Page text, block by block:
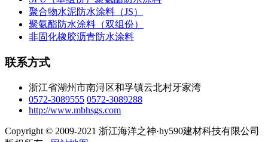
聚合物水泥防水涂料（JS）
聚氨酯防水涂料（双组份）
非固化橡胶沥青防水涂料
联系方式
浙江省湖州市南浔区和孚镇云北村牙家湾
0572-3089555 0572-3089288
http://www.mbhsgs.com
Copyright © 2009-2021 浙江海洋之神·hy590建材科技有限公司